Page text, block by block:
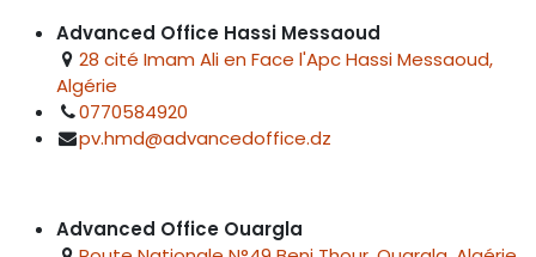
Advanced Office Hassi Messaoud
28 cité Imam Ali en Face l'Apc Hassi Messaoud,
Algérie
0770584920
pv.hmd@advancedoffice.dz
Advanced Office Ouargla